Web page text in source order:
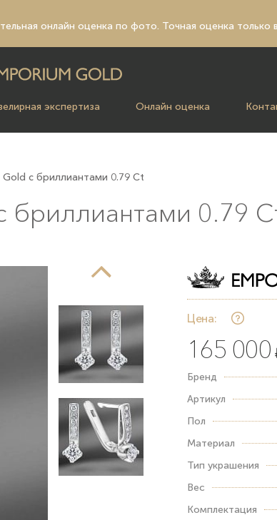
онлайн оценка по фото. Точная оценка только
экспертиза Онлайн оценка
с бриллиантами 0.79 Ct
бриллиантами 0.79
Цена:
165 000
Бренд
Артикул
Пол
Материал
Тип украшения
Вес
Комплектация